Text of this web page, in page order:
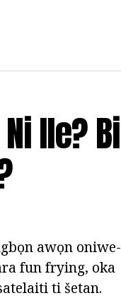
Ile? Bi
awọn oniwe-
fun frying, oka
ti šetan.